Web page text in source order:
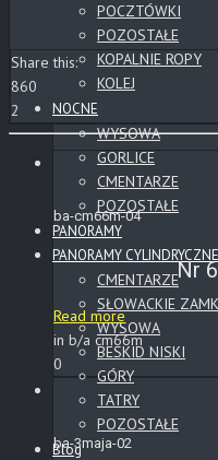
POCZTÓWKI
POZOSTAŁE
KOPALNIE ROPY
KOLEJ
NOCNE
WYSOWA
GORLICE
CMENTARZE
POZOSTAŁE
PANORAMY
PANORAMY CYLINDRYCZNE
CMENTARZE
SŁOWACKIE
WYSOWA
BESKID NISKI
GÓRY
TATRY
POZOSTAŁE
Blog
Share this:
860
2
ba-cm66m-04
Nr
Read more
in b/a cm66m
0
ba-3maja-02